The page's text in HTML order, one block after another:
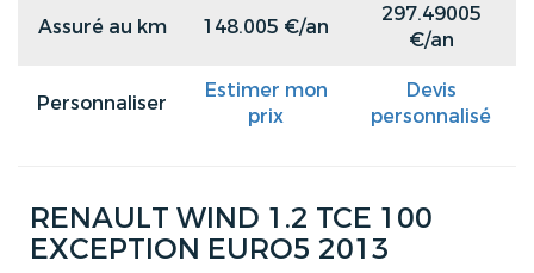
Assuré au km 148.005 €/an
297.49005
€/an
Personnaliser
Estimer mon
prix
Devis
personnalisé
RENAULT WIND 1.2 TCE 100
EXCEPTION EURO5 2013